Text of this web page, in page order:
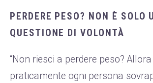
PERDERE PESO? NON È SOLO
QUESTIONE DI VOLONTÀ
“Non riesci a perdere peso?
praticamente ogni persona